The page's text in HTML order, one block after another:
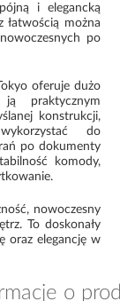
i elegancką
łatwością można
po
oferuje dużo
praktycznym
konstrukcji,
do
po dokumenty
komody,
nowoczesny
To doskonały
oraz elegancję w
o